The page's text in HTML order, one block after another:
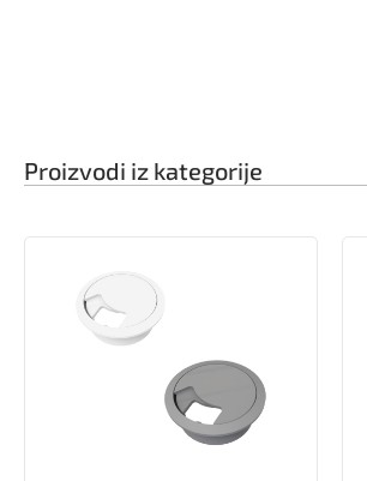
Proizvodi iz kategorije